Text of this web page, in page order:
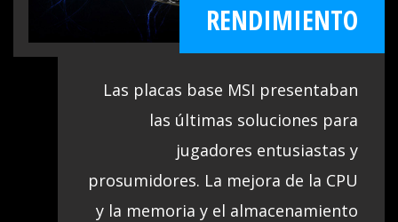
Boost, ofrecemos la máxima
compatibilidad aún durante el
la plataforma de juego que quieras.
RENDIMIENTO
Las placas base MSI presentaban
las últimas soluciones para
jugadores entusiastas y
prosumidores. La mejora de la CPU
y la memoria y el almacenamiento